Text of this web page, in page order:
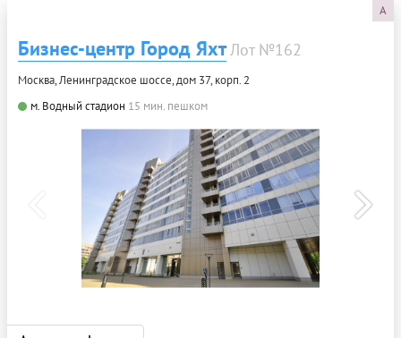
A
Бизнес-центр Город ЯхтЛот №162
Москва, Ленинградское шоссе, дом 37, корп. 2
м. Водный стадион 15 мин. пешком